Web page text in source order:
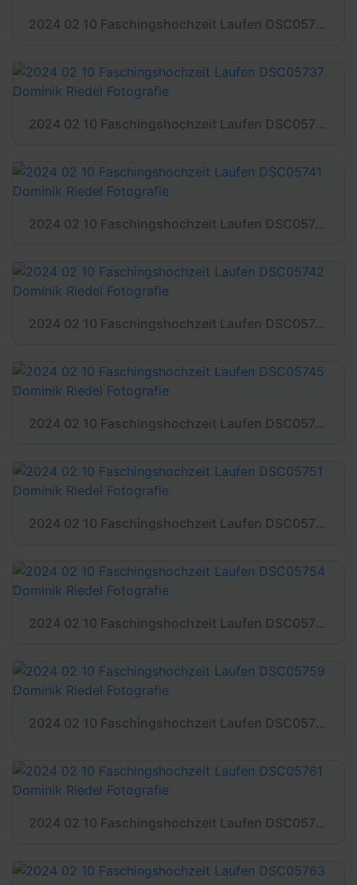
2024 02 10 Faschingshochzeit Laufen DSC05736 Dominik Riedel Fotografie
2024 02 10 Faschingshochzeit Laufen DSC05737 Dominik Riedel Fotografie
2024 02 10 Faschingshochzeit Laufen DSC05741 Dominik Riedel Fotografie
2024 02 10 Faschingshochzeit Laufen DSC05742 Dominik Riedel Fotografie
2024 02 10 Faschingshochzeit Laufen DSC05745 Dominik Riedel Fotografie
2024 02 10 Faschingshochzeit Laufen DSC05751 Dominik Riedel Fotografie
2024 02 10 Faschingshochzeit Laufen DSC05754 Dominik Riedel Fotografie
2024 02 10 Faschingshochzeit Laufen DSC05759 Dominik Riedel Fotografie
2024 02 10 Faschingshochzeit Laufen DSC05761 Dominik Riedel Fotografie